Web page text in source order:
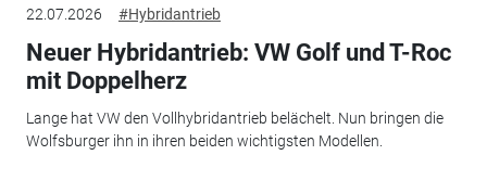
22.07.2026 #Hybridantrieb
Neuer Hybridantrieb: VW Golf und T-Roc
mit Doppelherz
Lange hat VW den Vollhybridantrieb belächelt. Nun bringen die
Wolfsburger ihn in ihren beiden wichtigsten Modellen.